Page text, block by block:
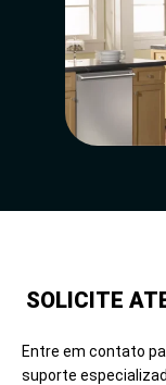
SOLICITE
Entre em contato
suporte